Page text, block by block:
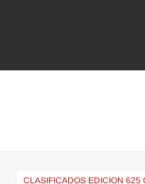
CLASIFICADOS EDICION 625